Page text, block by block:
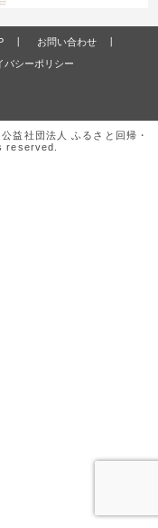
お問い合わせ
バシーポリシー
益社団法人 ふるさと回帰・
reserved.